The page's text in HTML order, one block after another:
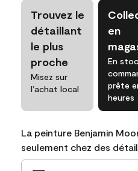
Trouvez le
détaillant
le plus
proche
Misez sur
l’achat local
en
En
prête
heures
La peinture Benjamin
seulement chez des